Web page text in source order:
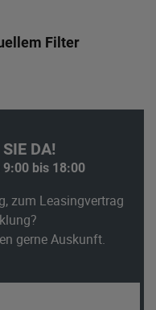
Filter
DA!
bis 18:00
zum Leasingvertrag
gerne Auskunft.